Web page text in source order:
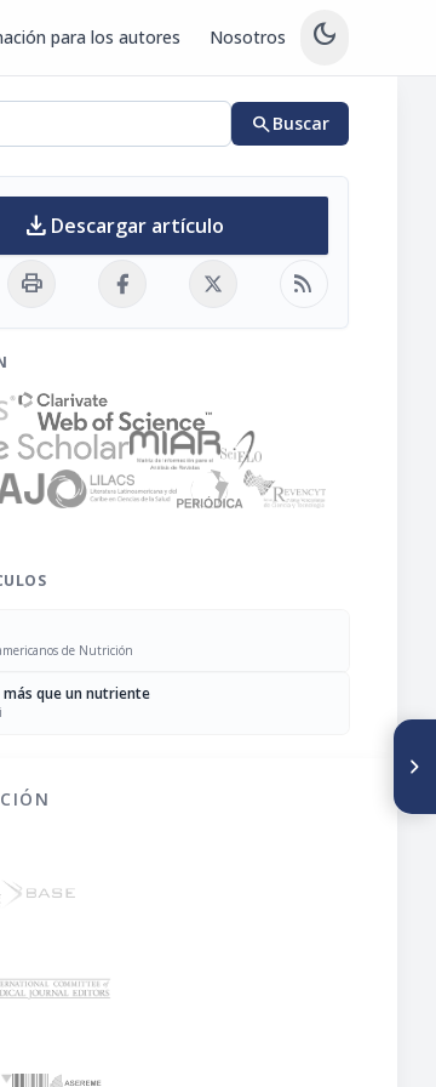
para los autores Nosotros dark_mode
searchBuscar
download Descargar artículo
print rss_feed
de Nutrición
más que un nutriente